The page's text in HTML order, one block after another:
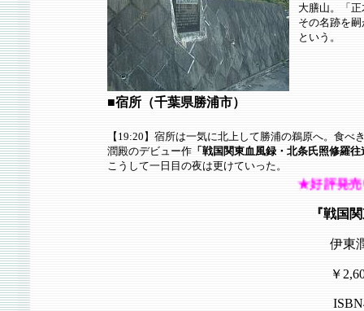
大膳山。「
その名跡を
という。
■宿所（千葉県勝浦市）
【19:20】宿所は一気に北上して勝浦の鵜原へ。食
潤殿のデビュー作「戦国関東血風録・北条氏照修羅往
こうして一日目の夜は更けていった。
★好評発
『戦国関
伊東
￥